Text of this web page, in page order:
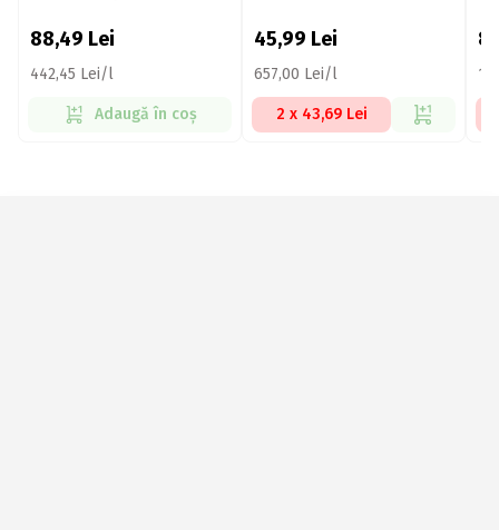
88,49 Lei
442,45 Lei/l
Adaugă în coș
45,99 Lei
657,00 Lei/l
2 x 43,69 Lei